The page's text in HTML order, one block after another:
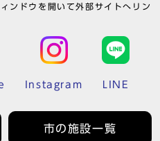
ンドウを開いて外部サイトへリン
Instagram LINE
市の施設一覧